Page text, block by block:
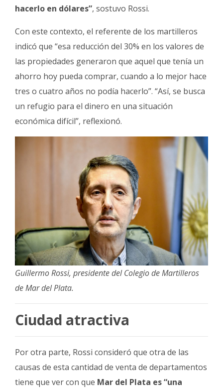
hacerlo en dólares”, sostuvo Rossi.
Con este contexto, el referente de los martilleros
indicó que “esa reducción del 30% en los valores de
las propiedades generaron que aquel que tenía un
ahorro hoy pueda comprar, cuando a lo mejor hace
tres o cuatro años no podía hacerlo”. “Así, se busca
un refugio para el dinero en una situación
económica difícil”, reflexionó.
Guillermo Rossi, presidente del Colegio de Martilleros
de Mar del Plata.
Ciudad atractiva
Por otra parte, Rossi consideró que otra de las
causas de esta cantidad de venta de departamentos
tiene que ver con que Mar del Plata es “una